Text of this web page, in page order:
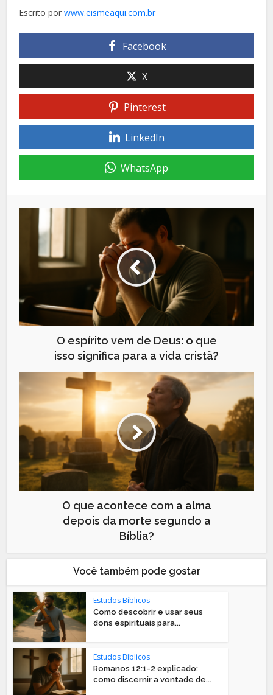
Escrito porwww.eismeaqui.com.br
Facebook
X
Pinterest
LinkedIn
WhatsApp
O espírito vem de Deus: o que
isso significa para a vida cristã?
O que acontece com a alma
depois da morte segundo a
Bíblia?
Você também pode gostar
Estudos Bíblicos
Como descobrir e usar seus
dons espirituais para...
Estudos Bíblicos
Romanos 12:1-2 explicado:
como discernir a vontade de...